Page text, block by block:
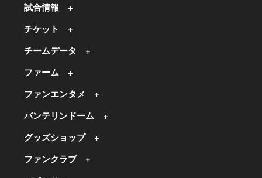
試合情報
チケット
チームデータ
ファーム
ファンエンタメ
バンテリンドーム
グッズショップ
ファンクラブ